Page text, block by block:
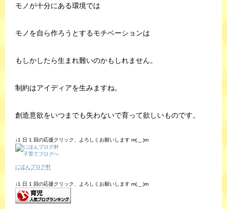
モノが十分にある環境では
モノを自ら作ろうとするモチベーションは
もしかしたら生まれ難いのかもしれません。
制約はアイディアを生みますね。
創造意欲をいつまでも失わないで育って欲しいものです。
↓1 日 1 回の応援クリック、よろしくお願いします m(._.)m
にほんブログ村
↓1 日 1 回の応援クリック、よろしくお願いします m(._.)m